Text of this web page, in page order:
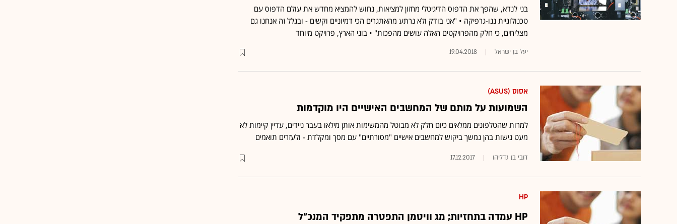
בני לנדא, שהפך את הדפוס הדיגיטלי מחזון למציאות, נחוש להמציא מחדש את עולם הדפוס עם
טכנולוגיית ננו-גרפיקה • "אני בודק ולא נרתע מהאתגרים הכי דמיוניים וקשים - ובגלל זה אנחנו גם
מצליחים, כי חלק מהפרויקטים האלה עושים מהפכות" • בוני הארץ, פרויקט מיוחד
יעל בן ישראל 19.04.2018
אסוס (ASUS)
השמועות על מותם של המחשבים האישיים היו מוקדמות
למרות שהטלפונים ממלאים כיום חלק לא מבוטל מהמשימות אותן מילאו בעבר ניידים, עדיין קיימות לא
מעט נישות בהן נמשך ביקוש למחשבים אישיים "מסורתיים" עם מסך ומקלדת - ולעזרים תואמים
דובי בן גדליהו 17.12.2017
HP
HP עמדה בתחזיות; מג וויטמן התפטרה מתפקיד המנכ"ל